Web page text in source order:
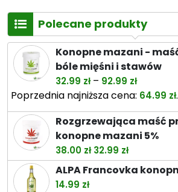
Polecane produkty
Konopne mazani -
bóle mięśni i stawów
32.99 zł – 92.99 złZakres
cen:
od
32.99 zł
do
Poprzednia najniższa cena: 64.99 zł.
Rozgrzewająca maść
konopne mazani 5%
38.00 zł Pierwotna
cena
32.99 złAktualna
cena
ALPA Francovka
14.99 zł